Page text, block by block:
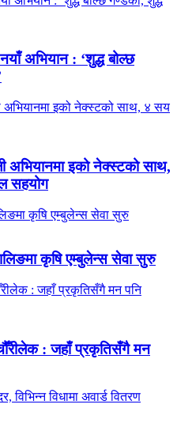
अभियान : ‘शुद्ध बोल्छ
अभियानमा इको नेक्स्टको साथ,
सहयोग
कृषि एम्बुलेन्स सेवा सुरु
: जहाँ प्रकृतिसँगै मन